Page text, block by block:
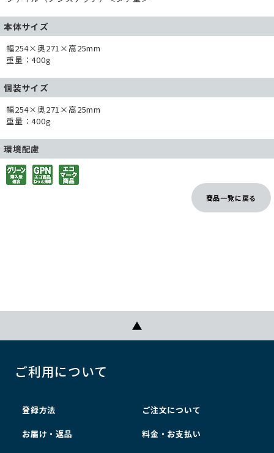
本体サイズ
幅254×奥271×高25mm
重量：400g
個装サイズ
幅254×奥271×高25mm
重量：400g
環境配慮
商品一覧に戻る
ご利用について
登録方法 ご注文について
お届け・返品 料金・お支払い